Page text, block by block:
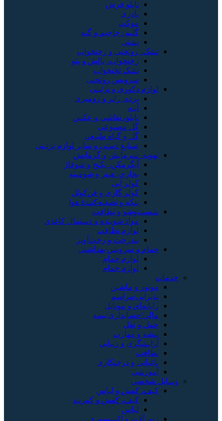
تابلو فرش
پادری
موکت
گلیم، جاجیم و گبه
پشتی
تشک، روتختی و رختخواب
رختخواب، بالش و پتو
تشک تختخواب
سرویس روتختی
لوازم دکوری و تزئینی
پرده، رانر و رومیزی
آینه
تابلو، نقاشی و عکس
گل مصنوعی
گل و گیاه طبیعی
صنایع دستی و سایر لوازم تزئینی
تهویه، سرمایش و گرمایش
آبگرمکن، پکیج و شوفاژ
بخاری، هیتر و شومینه
کولر آبی
کولر گازی و فن‌کوئل
پنکه و تصفیه‌کنندهٔ هوا
شست‌وشو و نظافت
مواد شوینده و دستمال کاغذی
لوازم نظافت
بندرخت و رخت‌آویز
حمام و سرویس بهداشتی
لوازم حمام
لوازم حمام
خدمات
موتور و ماشین
پذیرایی/مراسم
رایانه‌ای و موبایل
مالی/حسابداری/بیمه
حمل و نقل
پیشه و مهارت
آرایشگری و زیبایی
نظافت
باغبانی و درختکاری
آموزشی
وسایل شخصی
کیف، کفش و لباس
کیف، کفش و کمربند
لباس
زیورآلات و اکسسوری